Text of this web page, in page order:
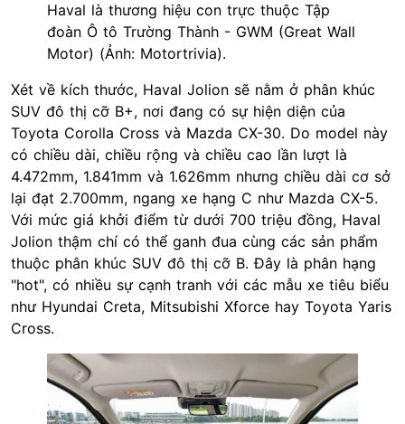
Haval là thương hiệu con trực thuộc Tập
đoàn Ô tô Trường Thành - GWM (Great Wall
Motor) (Ảnh: Motortrivia).
Xét về kích thước, Haval Jolion sẽ nằm ở phân khúc
SUV đô thị cỡ B+, nơi đang có sự hiện diện của
Toyota Corolla Cross và Mazda CX-30. Do model này
có chiều dài, chiều rộng và chiều cao lần lượt là
4.472mm, 1.841mm và 1.626mm nhưng chiều dài cơ sở
lại đạt 2.700mm, ngang xe hạng C như Mazda CX-5.
Với mức giá khởi điểm từ dưới 700 triệu đồng, Haval
Jolion thậm chí có thể ganh đua cùng các sản phẩm
thuộc phân khúc SUV đô thị cỡ B. Đây là phân hạng
"hot", có nhiều sự cạnh tranh với các mẫu xe tiêu biểu
như Hyundai Creta, Mitsubishi Xforce hay Toyota Yaris
Cross.